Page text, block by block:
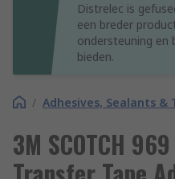
Distrelec is
een breder
ondersteuning en
bieden.
/ Adhesives, Sealants &
3M SCOTCH